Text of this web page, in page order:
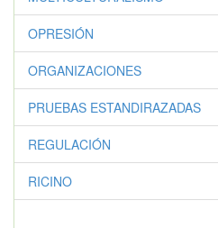
OPRESIÓN
ORGANIZACIONES
PRUEBAS ESTANDIRAZADAS
REGULACIÓN
RICINO